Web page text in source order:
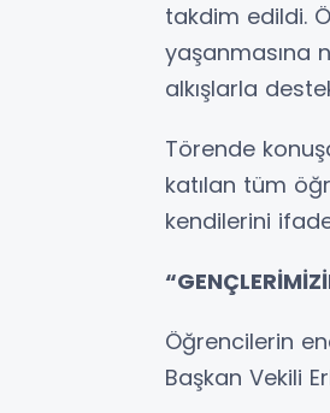
takdim edildi.
yaşanmasına
alkışlarla
Törende
katılan tüm
kendilerini
Öğrencilerin
Başkan Vekili